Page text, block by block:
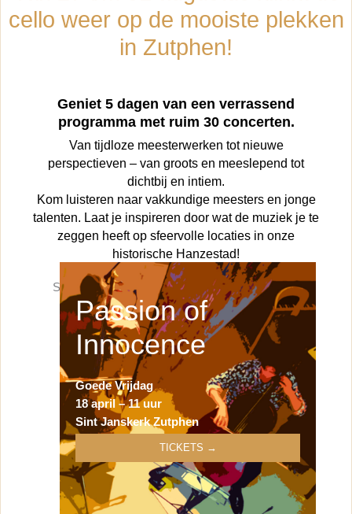
cello weer op de mooiste plekken
in Zutphen!
Geniet 5 dagen van een verrassend
programma met ruim 30 concerten.
Van tijdloze meesterwerken tot nieuwe
perspectieven – van groots en meeslepend tot
dichtbij en intiem.
Kom luisteren naar vakkundige meesters en jonge
talenten. Laat je inspireren door wat de muziek je te
zeggen heeft op sfeervolle locaties in onze
historische Hanzestad!
Sneak preview voor vrienden van CelloWercken
Passion of
Innocence
Goede Vrijdag
18 april – 11 uur
Sint Janskerk Zutphen
TICKETS →